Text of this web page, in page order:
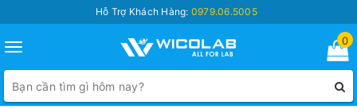
Hỗ Trợ Khách Hàng: 0979.06.5005
Toggle
navigation
0